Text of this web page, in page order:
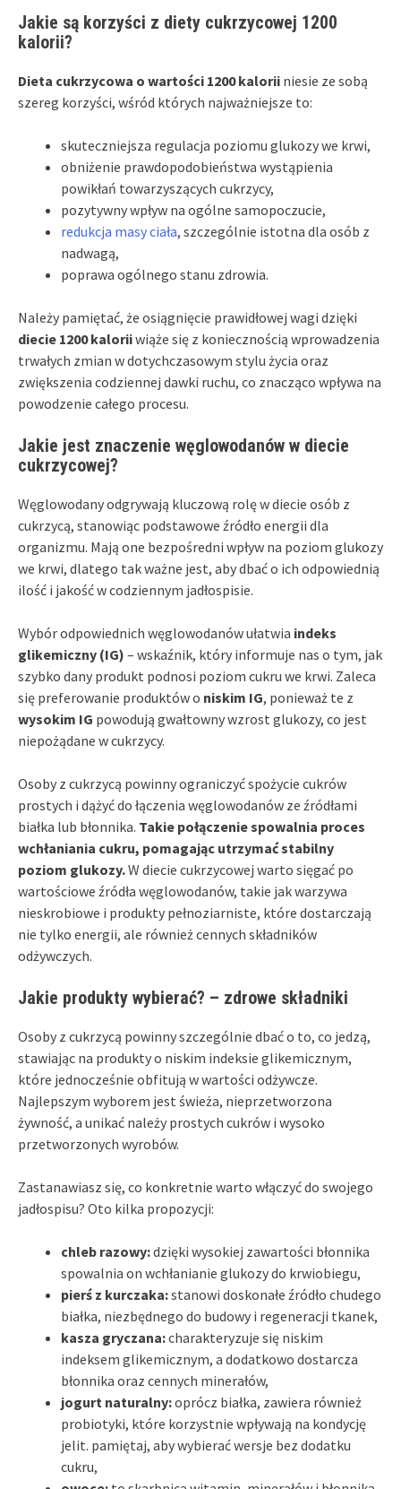
Jakie są korzyści z diety cukrzycowej 1200
kalorii?
Dieta cukrzycowa o wartości 1200 kalorii niesie ze sobą
szereg korzyści, wśród których najważniejsze to:
skuteczniejsza regulacja poziomu glukozy we krwi,
obniżenie prawdopodobieństwa wystąpienia
powikłań towarzyszących cukrzycy,
pozytywny wpływ na ogólne samopoczucie,
redukcja masy ciała, szczególnie istotna dla osób z
nadwagą,
poprawa ogólnego stanu zdrowia.
Należy pamiętać, że osiągnięcie prawidłowej wagi dzięki
diecie 1200 kaloriiwiąże się z koniecznością wprowadzenia
trwałych zmian w dotychczasowym stylu życia oraz
zwiększenia codziennej dawki ruchu, co znacząco wpływa na
powodzenie całego procesu.
Jakie jest znaczenie węglowodanów w diecie
cukrzycowej?
Węglowodany odgrywają kluczową rolę w diecie osób z
cukrzycą, stanowiąc podstawowe źródło energii dla
organizmu. Mają one bezpośredni wpływ na poziom glukozy
we krwi, dlatego tak ważne jest, aby dbać o ich odpowiednią
ilość i jakość w codziennym jadłospisie.
Wybór odpowiednich węglowodanów ułatwia indeks
glikemiczny (IG) – wskaźnik, który informuje nas o tym, jak
szybko dany produkt podnosi poziom cukru we krwi. Zaleca
się preferowanie produktów o niskim IG, ponieważ te z
wysokim IG powodują gwałtowny wzrost glukozy, co jest
niepożądane w cukrzycy.
Osoby z cukrzycą powinny ograniczyć spożycie cukrów
prostych i dążyć do łączenia węglowodanów ze źródłami
białka lub błonnika. Takie połączenie spowalnia proces
wchłaniania cukru, pomagając utrzymać stabilny
poziom glukozy.W diecie cukrzycowej warto sięgać po
wartościowe źródła węglowodanów, takie jak warzywa
nieskrobiowe i produkty pełnoziarniste, które dostarczają
nie tylko energii, ale również cennych składników
odżywczych.
Jakie produkty wybierać? – zdrowe składniki
Osoby z cukrzycą powinny szczególnie dbać o to, co jedzą,
stawiając na produkty o niskim indeksie glikemicznym,
które jednocześnie obfitują w wartości odżywcze.
Najlepszym wyborem jest świeża, nieprzetworzona
żywność, a unikać należy prostych cukrów i wysoko
przetworzonych wyrobów.
Zastanawiasz się, co konkretnie warto włączyć do swojego
jadłospisu? Oto kilka propozycji:
chleb razowy:dzięki wysokiej zawartości błonnika
spowalnia on wchłanianie glukozy do krwiobiegu,
pierś z kurczaka:stanowi doskonałe źródło chudego
białka, niezbędnego do budowy i regeneracji tkanek,
kasza gryczana:charakteryzuje się niskim
indeksem glikemicznym, a dodatkowo dostarcza
błonnika oraz cennych minerałów,
jogurt naturalny:oprócz białka, zawiera również
probiotyki, które korzystnie wpływają na kondycję
jelit. pamiętaj, aby wybierać wersje bez dodatku
cukru,